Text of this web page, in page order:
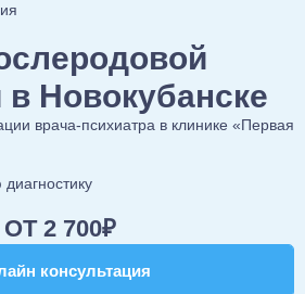
дому
стационаре
на дом
запоя
дому
помощь
в стационаре
круглосуточно
алкоголизма
дому
Новокубанске
врача-психиатра в клинике «Первая
2 700₽
консультация
консультация